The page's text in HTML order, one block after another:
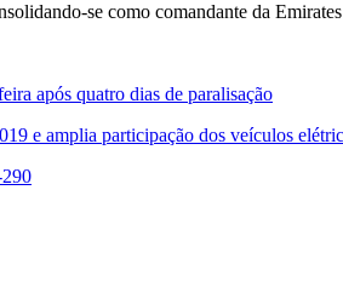
se como comandante da
após quatro dias de paralisação
e amplia participação dos veículos